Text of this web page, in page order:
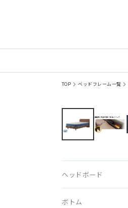
TOP ベッドフレーム一覧
ヘッドボード
ボトム